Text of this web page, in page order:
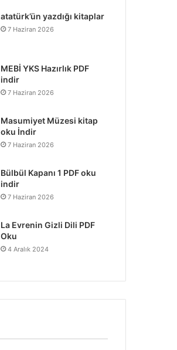
atatürk’ün yazdığı kitaplar
7 Haziran 2026
MEBİ YKS Hazırlık PDF
indir
7 Haziran 2026
Masumiyet Müzesi kitap
oku İndir
7 Haziran 2026
Bülbül Kapanı 1 PDF oku
indir
7 Haziran 2026
La Evrenin Gizli Dili PDF
Oku
4 Aralık 2024